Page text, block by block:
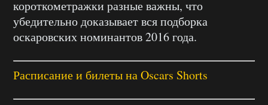
короткометражки разные важны, что
убедительно доказывает вся подборка
оскаровских номинантов 2016 года.
Расписание и билеты на Oscars Shorts